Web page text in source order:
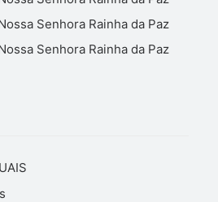
Senhora Rainha da Paz
Senhora Rainha da Paz